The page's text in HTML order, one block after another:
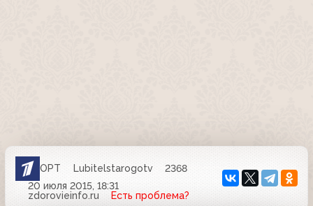
ОРТ Lubitelstarogotv
2368
20 июля 2015, 18:31
zdorovieinfo.ru
Есть проблема?